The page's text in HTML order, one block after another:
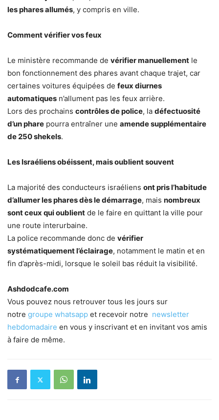
les phares allumés, y compris en ville.
Comment vérifier vos feux
Le ministère recommande de vérifier manuellement le
bon fonctionnement des phares avant chaque trajet, car
certaines voitures équipées de feux diurnes
automatiques n’allument pas les feux arrière.
Lors des prochains contrôles de police, la défectuosité
d’un phare pourra entraîner une amende supplémentaire
de 250 shekels.
Les Israéliens obéissent, mais oublient souvent
La majorité des conducteurs israéliens ont pris l’habitude
d’allumer les phares dès le démarrage, mais nombreux
sont ceux qui oublient de le faire en quittant la ville pour
une route interurbaine.
La police recommande donc de vérifier
systématiquement l’éclairage, notamment le matin et en
fin d’après-midi, lorsque le soleil bas réduit la visibilité.
Ashdodcafe.com
Vous pouvez nous retrouver tous les jours sur
notre groupe whatsapp et recevoir notre newsletter
hebdomadaire en vous y inscrivant et en invitant vos amis
à faire de même.